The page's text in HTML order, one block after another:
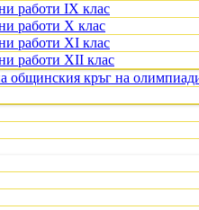
работи IX клас
работи X клас
работи XI клас
работи XII клас
общинския кръг на